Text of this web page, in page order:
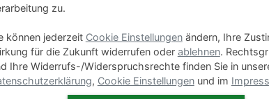
zu.
können jederzeit Cookie Einstellungenändern, Ihre
für die Zukunft widerrufen oder ablehnen.
Ihre Widerrufs-/Widerspruchsrechte finden Sie in
, Cookie Einstellungenund im